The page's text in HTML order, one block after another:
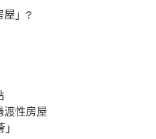
屋」?
渡性房屋